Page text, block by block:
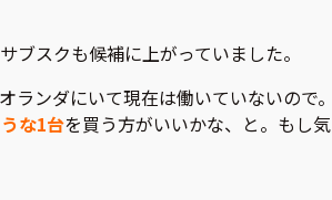
スクも候補に上がっていました。
ンダにいて現在は働いていないので。
な1台を買う方がいいかな、と。もし気